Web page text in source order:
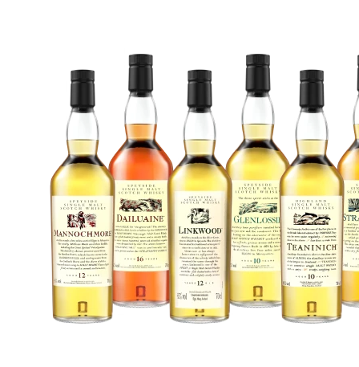
ABV: 43%
Størrelse: 70 CL
Edition: Flora & Fauna
EAN nr.: 5000281024400
Smagsprofil
tør · kornagtig · let røget
Vidste du at?
Teaninich blev grundlagt i 1817 af den blinde
kaptajn Hugh Munro og var et af de allerførste
lovlige destillerier i det nordlige Highland.
Se hele vores udvalg af
Teaninich